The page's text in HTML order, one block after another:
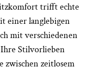
trifft echte
einer langlebigen
mit verschiedenen
Ihre Stilvorlieben
zwischen zeitlosem